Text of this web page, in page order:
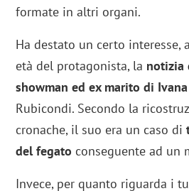
formate in altri organi.
Ha destato un certo interesse,
età del protagonista, la notizia
showman ed ex marito di Ivana
Rubicondi. Secondo la
cronache, il suo era un caso di
del fegato conseguente ad un
Invece, per quanto riguarda i